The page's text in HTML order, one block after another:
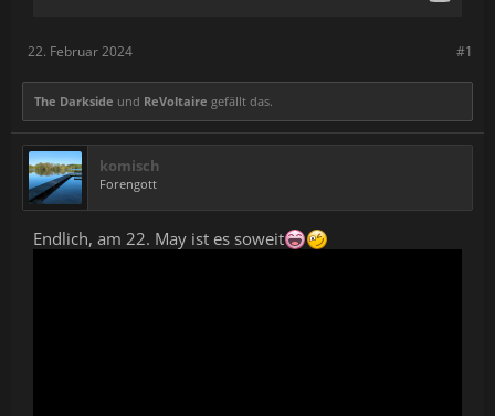
#1
22. Februar 2024
The Darkside und ReVoltaire gefällt das.
komisch
Forengott
Endlich, am 22. May ist es soweit